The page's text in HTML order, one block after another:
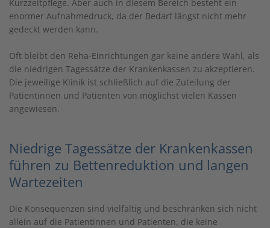
Kurzzeitpflege. Aber auch in diesem Bereich besteht ein
enormer Aufnahmedruck, da der Bedarf längst nicht mehr
gedeckt werden kann.
Oft bleibt den Reha-Einrichtungen gar keine andere Wahl, als
die niedrigen Tagessätze der Krankenkassen zu akzeptieren.
Die jeweilige Klinik ist schließlich auf die Zuteilung der
Patientinnen und Patienten von möglichst vielen Kassen
angewiesen.
Niedrige Tagessätze der Krankenkassen
führen zu Bettenreduktion und langen
Wartezeiten
Die Konsequenzen sind vielfältig und beschränken sich nicht
allein auf die Patientinnen und Patienten, die keine